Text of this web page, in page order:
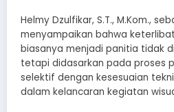
Helmy Dzulfikar, S.T., M.Kom.,
menyampaikan bahwa
biasanya menjadi panitia tidak
tetapi didasarkan pada proses
selektif dengan kesesuaian
dalam kelancaran kegiatan